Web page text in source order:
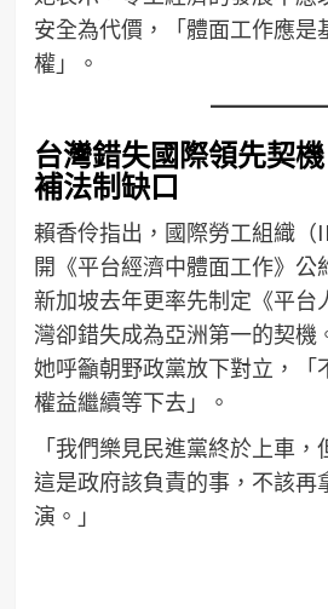
安全為代價，「體面工作應是
權」。
台灣錯失國際領先契
補法制缺口
賴香伶指出，國際勞工組織（
開《平台經濟中體面工作》公
新加坡去年更率先制定《平台
灣卻錯失成為亞洲第一的契機
她呼籲朝野政黨放下對立，「
權益繼續等下去」。
「我們樂見民進黨終於上車，
這是政府該負責的事，不該再
演。」